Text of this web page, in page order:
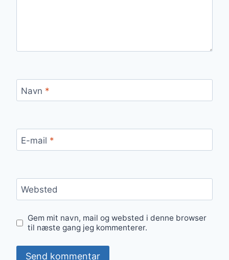
Navn *
E-mail *
Websted
Gem mit navn, mail og websted i denne browser
til næste gang jeg kommenterer.